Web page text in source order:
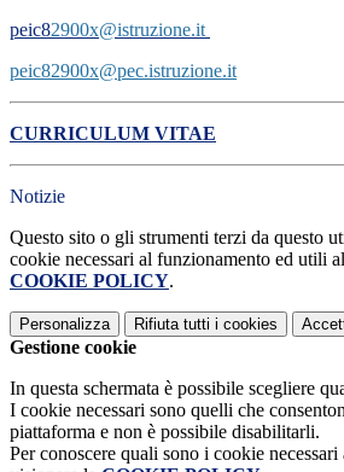
peic82900x@istruzione.it
peic82900x@pec.istruzione.it
CURRICULUM VITAE
Notizie
Questo sito o gli strumenti terzi da questo
cookie necessari al funzionamento ed utili
COOKIE POLICY.
Personalizza Rifiuta tutti i cookies
Gestione cookie
In questa schermata è possibile scegliere
I cookie necessari sono quelli che
piattaforma e non è possibile disabilitarli.
Per conoscere quali sono i cookie